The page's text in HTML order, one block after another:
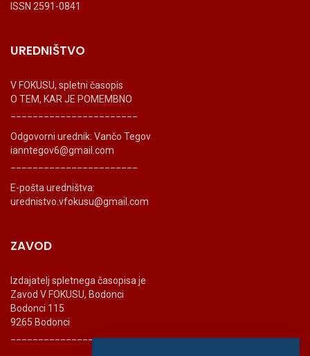
ISSN 2591-0841
UREDNIŠTVO
V FOKUSU, spletni časopis
O TEM, KAR JE POMEMBNO
Odgovorni urednik: Vančo Tegov
ianntegov6@gmail.com
E-pošta uredništva:
urednistvo.vfokusu@gmail.com
ZAVOD
Izdajatelj spletnega časopisa je
Zavod V FOKUSU, Bodonci
Bodonci 115
9265 Bodonci
_______________________